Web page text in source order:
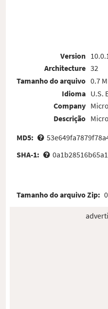
Version
Architecture
Tamanho do arquivo
Idioma
Company
Descrição
32
0.7
U.S.
MD5:
SHA-1:
Tamanho do arquivo Zip: